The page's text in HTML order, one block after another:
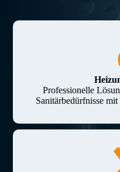
Professionelle
Sanitärbedürfnisse